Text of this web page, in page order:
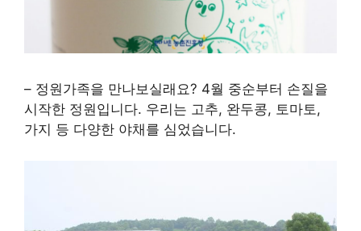
– 정원가족을 만나보실래요? 4월 중순부터 손질을
시작한 정원입니다. 우리는 고추, 완두콩, 토마토,
가지 등 다양한 야채를 심었습니다.